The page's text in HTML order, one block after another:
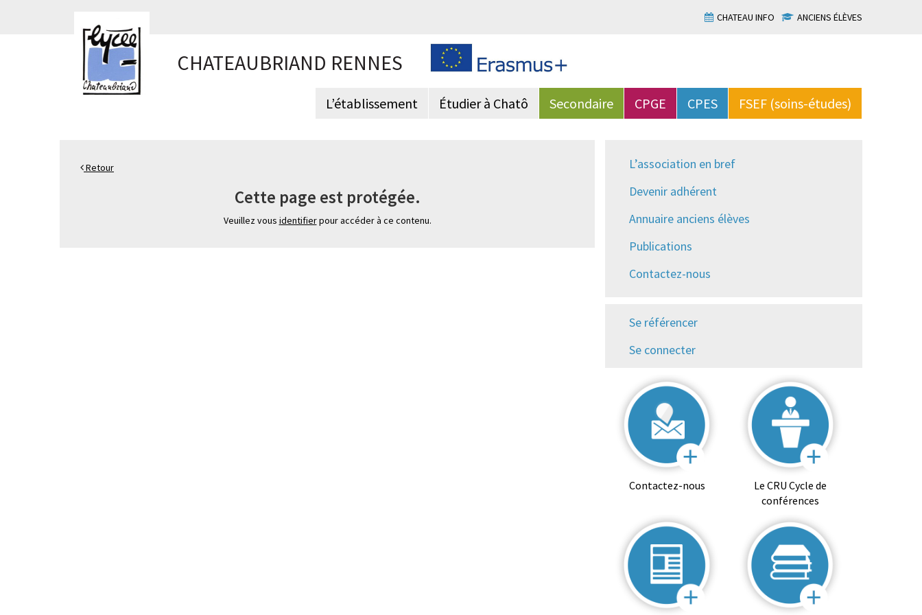
CHATEAU INFO ANCIENS ÉLÈVES
CHATEAUBRIAND RENNES
L’établissement Étudier à Chatô Secondaire CPGE CPES FSEF (soins-études)
Retour
Cette page est protégée.
Veuillez vous identifierpour accéder à ce contenu.
L’association en bref
Devenir adhérent
Annuaire anciens élèves
Publications
Contactez-nous
Se référencer
Se connecter
Contactez-nous
Le CRU Cycle de
conférences